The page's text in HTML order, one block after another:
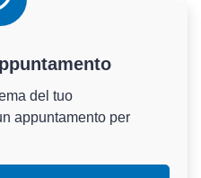
del tuo
appuntamento per